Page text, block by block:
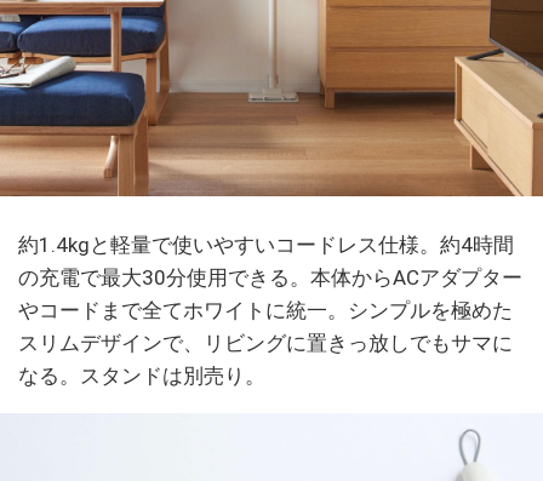
約1.4kgと軽量で使いやすいコードレス仕様。約4時間
の充電で最大30分使用できる。本体からACアダプター
やコードまで全てホワイトに統一。シンプルを極めた
スリムデザインで、リビングに置きっ放しでもサマに
なる。スタンドは別売り。